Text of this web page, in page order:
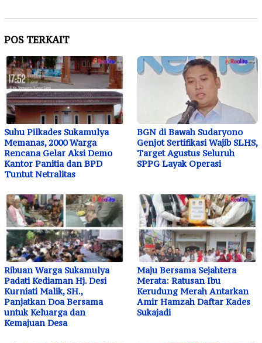
POS TERKAIT
Suhu Pilkades Sukamulya
Memanas, 2000 Warga
Rencana Gelar Aksi Demo
Kantor Panitia dan BPD
Tuntut Netralitas
BGN di Bawah Sudaryono
Genjot Sertifikasi Wajib SLHS,
Target Agustus Seluruh
SPPG Layak Operasi
Ribuan Warga Sukamulya
Padati Kediaman Hj. Desi
Kurniati Malik, SH.,
Panjatkan Doa Bersama
untuk Keluarga dan
Kemajuan Desa
Maju Bersama Sejahtera
Merata: Ratusan Ibu
Kerudung Merah Antarkan
Amir Hamzah Daftar Kades
Sukajadi